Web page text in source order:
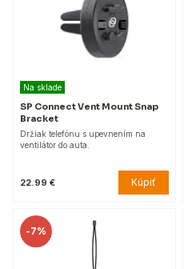
Na sklade
SP Connect Vent Mount Snap
Bracket
Držiak telefónu s upevnením na
ventilátor do auta.
22.99 € Kúpiť
-7%